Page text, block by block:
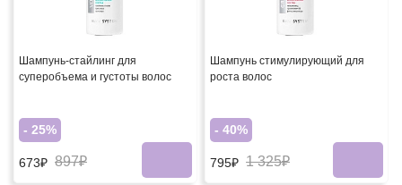
Шампунь-стайлинг для
суперобъема и густоты волос
- 25%
673₽ 897₽
Шампунь стимулирующий для
роста волос
- 40%
795₽ 1 325₽